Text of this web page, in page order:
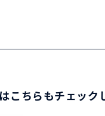
こちらもチェック